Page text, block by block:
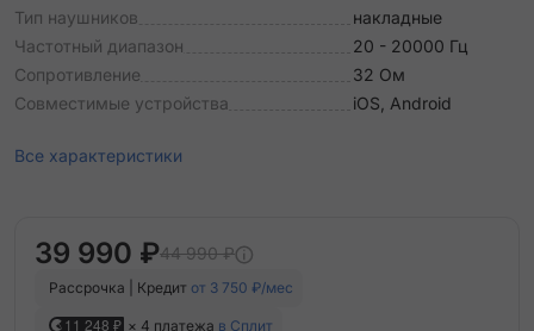
Тип наушников
накладные
Частотный диапазон
20 - 20000 Гц
Сопротивление
32 Ом
Совместимые устройства
iOS, Android
Все характеристики
39 990 ₽44 990 ₽
Рассрочка | Кредит от 3 750 ₽/мес
11 248 ₽ × 4 платежа в Сплит